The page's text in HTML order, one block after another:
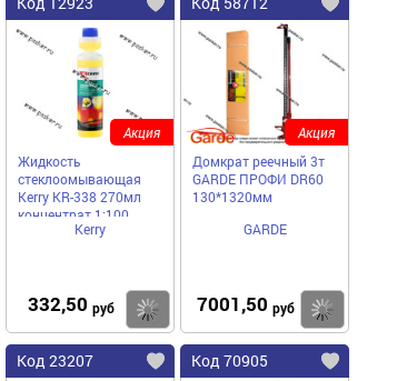
Жидкость
стеклоомывающая
Kerry KR-338 270мл
концентрат 1:100
Kerry
332,50 руб Купить
Акция
Домкрат реечный 3т
GARDE ПРОФИ DR60
130*1320мм
GARDE
7001,50 руб
Акция
Код 23207 Код 70905